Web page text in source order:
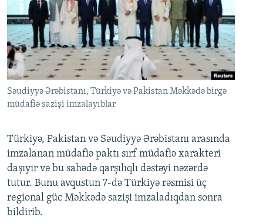
Səudiyyə Ərəbistanı, Türkiyə və Pakistan Məkkədə birgə
müdafiə sazişi imzalayıblar
Türkiyə, Pakistan və Səudiyyə Ərəbistanı arasında
imzalanan müdafiə paktı sırf müdafiə xarakteri
daşıyır və bu sahədə qarşılıqlı dəstəyi nəzərdə
tutur. Bunu avqustun 7-də Türkiyə rəsmisi üç
regional güc Məkkədə sazişi imzaladıqdan sonra
bildirib.